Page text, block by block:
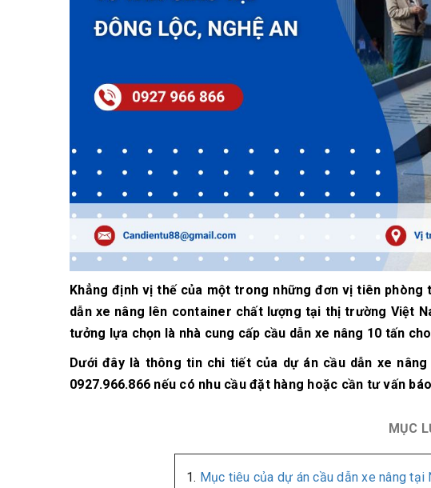
Khẳng định vị thế của một trong những đơn vị tiên
dẫn xe nâng lên container chất lượng tại thị trường Việt
tưởng lựa chọn là nhà cung cấp cầu dẫn xe nâng 10 tấn
Dưới đây là thông tin chi tiết của dự án cầu dẫn xe
0927.966.866 nếu có nhu cầu đặt hàng hoặc cần tư vấn
MỤC
Mục tiêu của dự án cầu dẫn xe nâng tại